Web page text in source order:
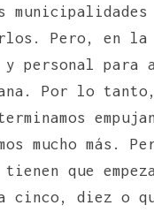
Pero, en la
y personal para
Por lo
mucho más.
que
cinco, diez o